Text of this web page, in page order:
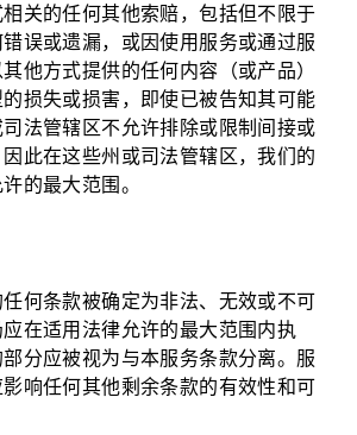
关的任何其他索赔，包括但不限于
误或遗漏，或因使用服务或通过服
他方式提供的任何内容（或产品）
损失或损害，即使已被告知其可能
法管辖区不允许排除或限制间接或
此在这些州或司法管辖区，我们的
的最大范围。
何条款被确定为非法、无效或不可
在适用法律允许的最大范围内执
分应被视为与本服务条款分离。服
响任何其他剩余条款的有效性和可